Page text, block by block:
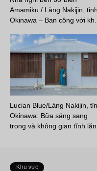
Amamiku / Làng Nakijin, tỉnh
Okinawa – Ban công với kh…
Lucian Blue/Làng Nakijin,
Okinawa: Bữa sáng sang
trọng và không gian tĩnh
Khu vực